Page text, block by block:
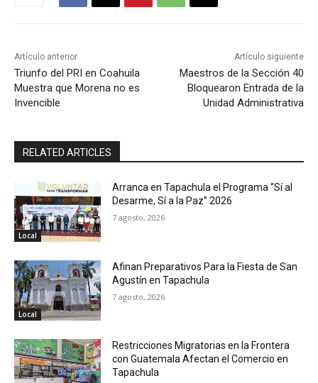
Artículo anterior
Triunfo del PRI en Coahuila
Muestra que Morena no es
Invencible
Artículo siguiente
Maestros de la Sección 40
Bloquearon Entrada de la
Unidad Administrativa
RELATED ARTICLES
Local
Arranca en Tapachula el Programa “Sí al
Desarme, Sí a la Paz” 2026
7 agosto, 2026
Local
Afinan Preparativos Para la Fiesta de San
Agustín en Tapachula
7 agosto, 2026
Restricciones Migratorias en la Frontera
con Guatemala Afectan el Comercio en
Tapachula